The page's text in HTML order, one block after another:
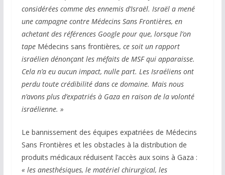
considérées comme des ennemis d’Israël. Israël a mené
une campagne contre Médecins Sans Frontières, en
achetant des références Google pour que, lorsque l’on
tape Médecins sans frontières, ce soit un rapport
israélien dénonçant les méfaits de MSF qui apparaisse.
Cela n’a eu aucun impact, nulle part. Les Israéliens ont
perdu toute crédibilité dans ce domaine. Mais nous
n’avons plus d’expatriés à Gaza en raison de la volonté
israélienne. »
Le bannissement des équipes expatriées de Médecins
Sans Frontières et les obstacles à la distribution de
produits médicaux réduisent l’accès aux soins à Gaza :
« les anesthésiques, le matériel chirurgical, les